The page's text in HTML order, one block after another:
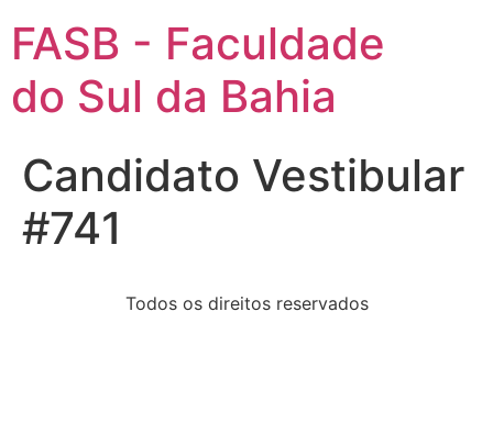
FASB - Faculdade
do Sul da Bahia
Candidato Vestibular
#741
Todos os direitos reservados